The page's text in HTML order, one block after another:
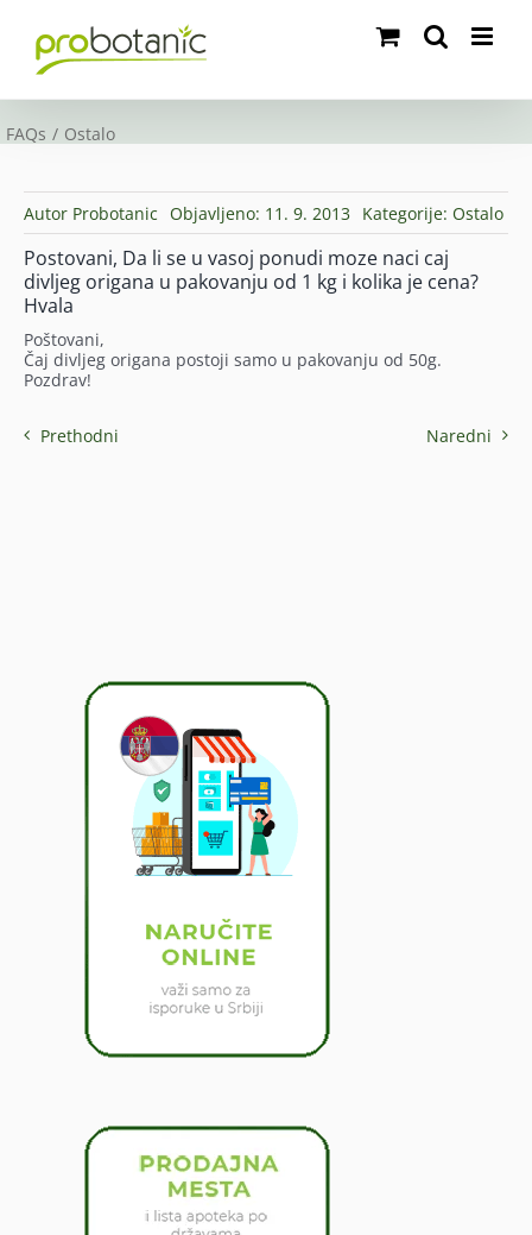
content
FAQs Ostalo
Autor Probotanic Objavljeno: 11. 9. 2013 Kategorije: Ostalo
Postovani, Da li se u vasoj ponudi moze naci caj
divljeg origana u pakovanju od 1 kg i kolika je cena?
Hvala
Poštovani,
Čaj divljeg origana postoji samo u pakovanju od 50g.
Pozdrav!
Prethodni Naredni